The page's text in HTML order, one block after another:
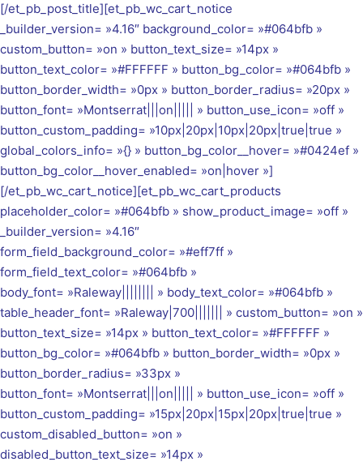
[/et_pb_post_title][et_pb_wc_cart_notice
_builder_version= »4.16″ background_color= »#064bfb »
custom_button= »on » button_text_size= »14px »
button_text_color= »#FFFFFF » button_bg_color= »#064bfb »
button_border_width= »0px » button_border_radius= »20px »
button_font= »Montserrat|||on||||| » button_use_icon= »off »
button_custom_padding= »10px|20px|10px|20px|true|true »
global_colors_info= »{} » button_bg_color__hover= »#0424ef »
button_bg_color__hover_enabled= »on|hover »]
[/et_pb_wc_cart_notice][et_pb_wc_cart_products
placeholder_color= »#064bfb » show_product_image= »off »
_builder_version= »4.16″
form_field_background_color= »#eff7ff »
form_field_text_color= »#064bfb »
body_font= »Raleway|||||||| » body_text_color= »#064bfb »
table_header_font= »Raleway|700||||||| » custom_button= »on »
button_text_size= »14px » button_text_color= »#FFFFFF »
button_bg_color= »#064bfb » button_border_width= »0px »
button_border_radius= »33px »
button_font= »Montserrat|||on||||| » button_use_icon= »off »
button_custom_padding= »15px|20px|15px|20px|true|true »
custom_disabled_button= »on »
disabled_button_text_size= »14px »